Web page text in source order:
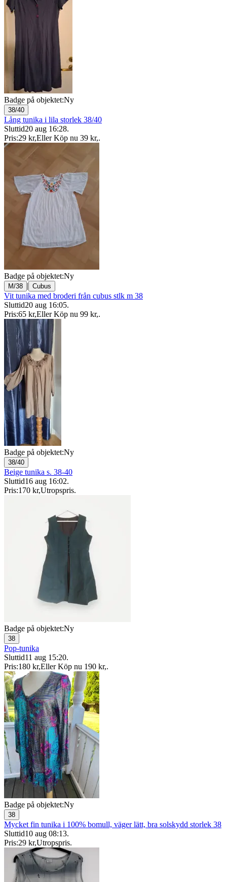
Badge på objektet:Ny
38/40
Lång tunika i lila storlek 38/40
Sluttid20 aug 16:28.
Pris:29 kr,Eller Köp nu 39 kr,.
Badge på objektet:Ny
M/38 | Cubus
Vit tunika med broderi från cubus stlk m 38
Sluttid20 aug 16:05.
Pris:65 kr,Eller Köp nu 99 kr,.
Badge på objektet:Ny
38/40
Beige tunika s. 38-40
Sluttid16 aug 16:02.
Pris:170 kr,Utropspris.
Badge på objektet:Ny
38
Pop-tunika
Sluttid11 aug 15:20.
Pris:180 kr,Eller Köp nu 190 kr,.
Badge på objektet:Ny
38
Mycket fin tunika i 100% bomull, väger lätt, bra solskydd storlek 38
Sluttid10 aug 08:13.
Pris:29 kr,Utropspris.